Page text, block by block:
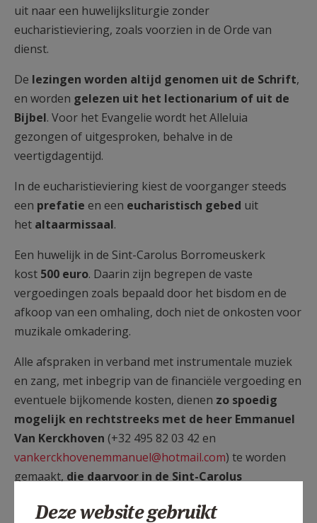
uit naar een huwelijksliturgie zonder
eucharistieviering, zoals voorzien in de Orde van
dienst.
De lezingen worden altijd genomen uit de Schrift,
en worden gelezen uit het lectionarium of uit de
Bijbel. Voor het Evangelie wordt het Alleluia
gezongen of uitgesproken, behalve in de
veertigdagentijd.
In de eucharistieviering kiest de voorganger steeds
een prefatie en een eucharistisch gebed uit
het altaarmissaal.
Een huwelijk in de Sint-Carolus Borromeuskerk
kost 500 euro. Daarin zijn begrepen de vaste
vergoedingen zoals bepaald door het bisdom en de
afkoop van een omhaling, doch niet de onkosten voor
muzikale omkadering.
Alle afspraken in verband met instrumentale muziek
en zang, met inbegrip van de financiële vergoeding en
eventuele bijkomende kosten, dienen zo spoedig
mogelijk en rechtstreeks met de heer Emmanuel
Van Kerckhoven (+32 495 82 03 42 en
vankerckhovenemmanuel@hotmail.com) te worden
gemaakt, die daarvoor in de Sint-Carolus
Deze website gebruikt